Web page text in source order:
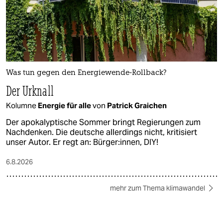
Was tun gegen den Energiewende-Rollback?
Der Urknall
Kolumne Energie für allevon Patrick Graichen
Der apokalyptische Sommer bringt Regierungen zum
Nachdenken. Die deutsche allerdings nicht, kritisiert
unser Autor. Er regt an: Bürger:innen, DIY!
6.8.2026
mehr zum Thema klimawandel